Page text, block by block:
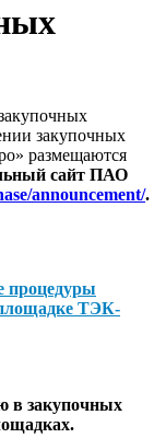
закупочных
размещаются
сайт ПАО
announcement/.
процедуры
ТЭК-
в закупочных